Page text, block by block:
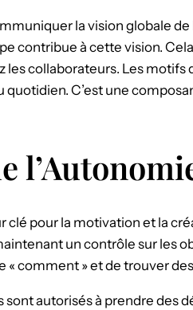
la vision globale
contribue à cette vision.
les collaborateurs. Les motifs
quotidien. C’est une
clé pour la motivation et la
un contrôle sur les
« comment » et de trouver
sont autorisés à prendre des